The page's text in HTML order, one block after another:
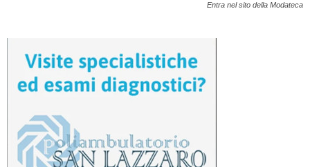
Entra nel sito della Modateca